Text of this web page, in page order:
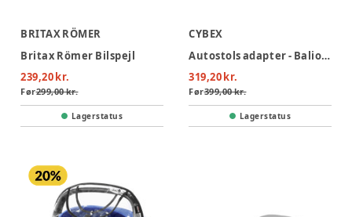
BRITAX RÖMER
Britax Römer Bilspejl
239,20 kr.
Før299,00 kr.
Lagerstatus
CYBEX
Autostols adapter - Balios/Talos S
319,20 kr.
Før399,00 kr.
Lagerstatus